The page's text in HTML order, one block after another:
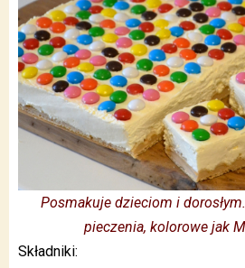
Posmakuje dzieciom i
pieczenia, kolorowe jak
Składniki: